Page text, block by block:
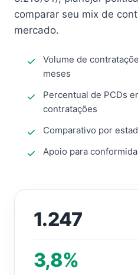
comparar seu mix de
mercado.
Volume de
meses
Percentual de PCDs
contratações
Comparativo por
Apoio para
1.247
3,8%